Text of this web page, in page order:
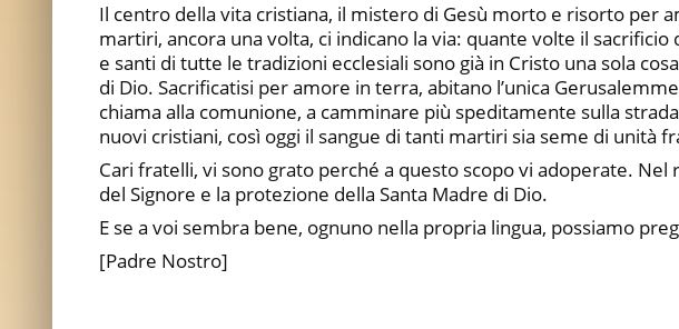
Il centro della vita cristiana, il mistero di Gesù morto e risorto per
martiri, ancora una volta, ci indicano la via: quante volte il
e santi di tutte le tradizioni ecclesiali sono già in Cristo una sola
di Dio. Sacrificatisi per amore in terra, abitano l’unica
chiama alla comunione, a camminare più speditamente sulla
nuovi cristiani, così oggi il sangue di tanti martiri sia seme di unità
Cari fratelli, vi sono grato perché a questo scopo vi adoperate.
del Signore e la protezione della Santa Madre di Dio.
E se a voi sembra bene, ognuno nella propria lingua, possiamo
[Padre Nostro]